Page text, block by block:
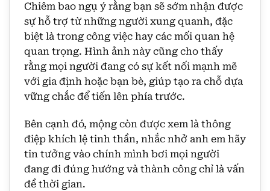
Chiêm bao ngụ ý rằng bạn sẽ sớm nhận được
sự hỗ trợ từ những người xung quanh, đặc
biệt là trong công việc hay các mối quan hệ
quan trọng. Hình ảnh này cũng cho thấy
rằng mọi người đang có sự kết nối mạnh mẽ
với gia định hoặc bạn bè, giúp tạo ra chỗ dựa
vững chắc để tiến lên phía trước.
Bên cạnh đó, mộng còn được xem là thông
điệp khích lệ tinh thần, nhắc nhở anh em hãy
tin tưởng vào chính mình bơi mọi người
đang đi đúng hướng và thành công chỉ là vấn
đề thời gian.